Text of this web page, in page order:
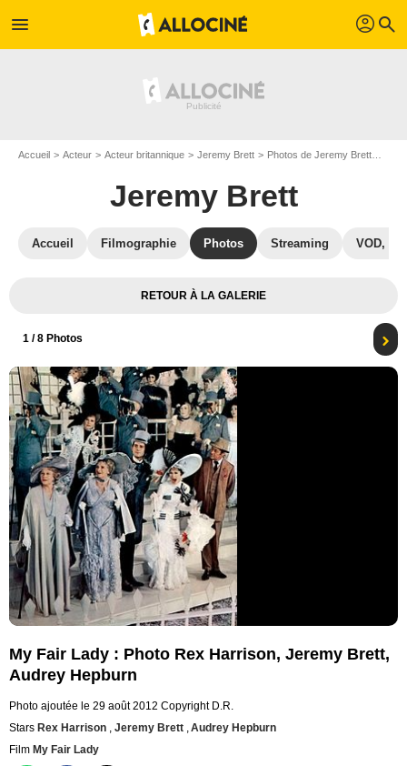
menu profil search
Accueil Acteur Acteur britannique Jeremy Brett Photos de Jeremy Brett
Jeremy Brett
Accueil Filmographie Photos Streaming VOD,
RETOUR À LA GALERIE
1 / 8 Photos
My Fair Lady : Photo Rex Harrison, Jeremy Brett,
Audrey Hepburn
Photo ajoutée le 29 août 2012 Copyright D.R.
Stars Rex Harrison , Jeremy Brett ,Audrey Hepburn
Film My Fair Lady